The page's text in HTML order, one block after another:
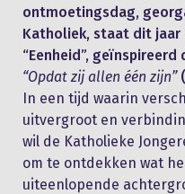
ontmoetingsdag,
Katholiek, staat dit jaar
“Eenheid”,
“Opdat zij allen één zijn”
In een tijd waarin
uitvergroot en
wil de Katholieke
om te ontdekken wat
uiteenlopende